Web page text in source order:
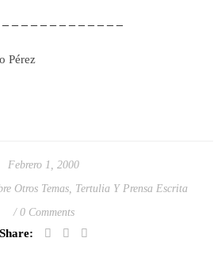
– – – – – – – – – – – –
Pérez
Febrero 1, 2000
Otros Temas, Tertulia Y Prensa Escrita
0 Comments
Share: